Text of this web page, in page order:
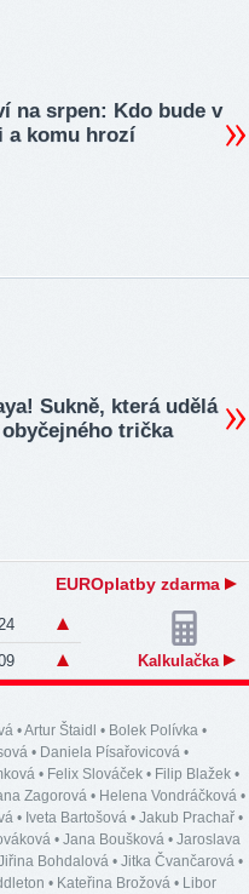
na srpen: Kdo bude v
a komu hrozí
Sukně, která udělá
trička
EUROplatby zdarma
Kalkulačka
•Artur Štaidl • Bolek Polívka •
• Daniela Písařovicová •
• Felix Slováček • Filip Blažek •
Zagorová • Helena Vondráčková •
• Iveta Bartošová • Jakub Prachař •
• Jana Boušková • Jaroslava
Bohdalová • Jitka Čvančarová •
• Kateřina Brožová • Libor